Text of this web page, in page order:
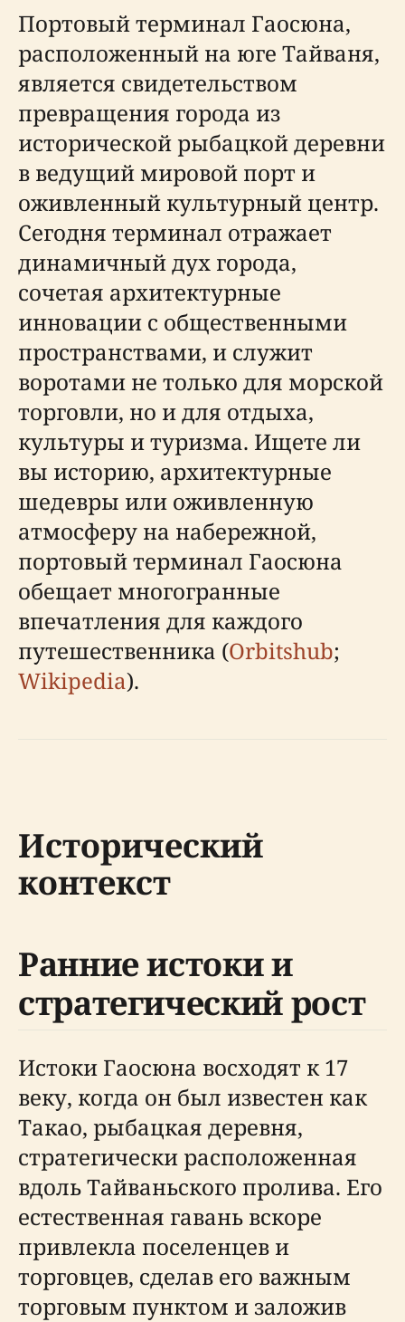
Портовый терминал Гаосюна,
расположенный на юге Тайваня,
является свидетельством
превращения города из
исторической рыбацкой деревни
в ведущий мировой порт и
оживленный культурный центр.
Сегодня терминал отражает
динамичный дух города,
сочетая архитектурные
инновации с общественными
пространствами, и служит
воротами не только для морской
торговли, но и для отдыха,
культуры и туризма. Ищете ли
вы историю, архитектурные
шедевры или оживленную
атмосферу на набережной,
портовый терминал Гаосюна
обещает многогранные
впечатления для каждого
путешественника (Orbitshub;
Wikipedia).
Исторический
контекст
Ранние истоки и
стратегический рост
Истоки Гаосюна восходят к 17
веку, когда он был известен как
Такао, рыбацкая деревня,
стратегически расположенная
вдоль Тайваньского пролива. Его
естественная гавань вскоре
привлекла поселенцев и
торговцев, сделав его важным
торговым пунктом и заложив